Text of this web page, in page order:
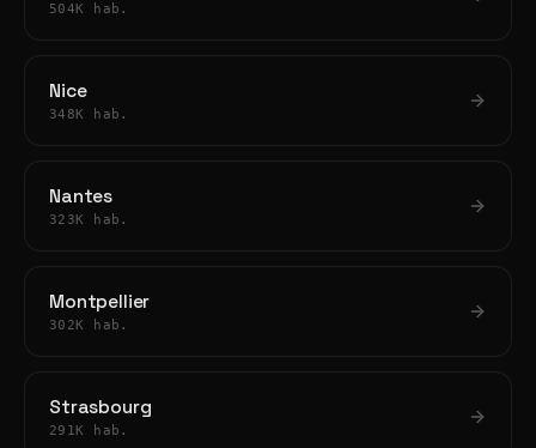
504K hab.
Nice
348K hab.
Nantes
323K hab.
Montpellier
302K hab.
Strasbourg
291K hab.